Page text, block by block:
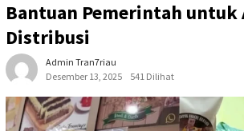
Bantuan Pemerintah untuk
Distribusi
Admin Tran7riau
Desember 13, 2025
541 Dilihat